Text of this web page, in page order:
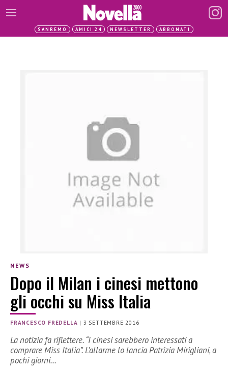
SANREMO AMICI 24 NEWSLETTER ABBONATI
NEWS
Dopo il Milan i cinesi mettono
gli occhi su Miss Italia
FRANCESCO FREDELLA | 3 SETTEMBRE 2016
La notizia fa riflettere. “I cinesi sarebbero interessati a
comprare Miss Italia”. L’allarme lo lancia Patrizia Mirigliani, a
pochi giorni…